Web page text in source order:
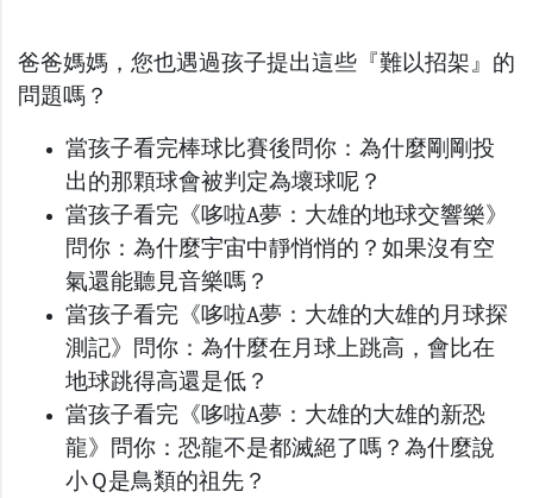
爸爸媽媽，您也遇過孩子提出這些『難以招架』的
問題嗎？
當孩子看完棒球比賽後問你：為什麼剛剛投
出的那顆球會被判定為壞球呢？
當孩子看完《哆啦A夢：大雄的地球交響樂》
問你：為什麼宇宙中靜悄悄的？如果沒有空
氣還能聽見音樂嗎？
當孩子看完《哆啦A夢：大雄的大雄的月球探
測記》問你：為什麼在月球上跳高，會比在
地球跳得高還是低？
當孩子看完《哆啦A夢：大雄的大雄的新恐
龍》問你：恐龍不是都滅絕了嗎？為什麼說
小Ｑ是鳥類的祖先？